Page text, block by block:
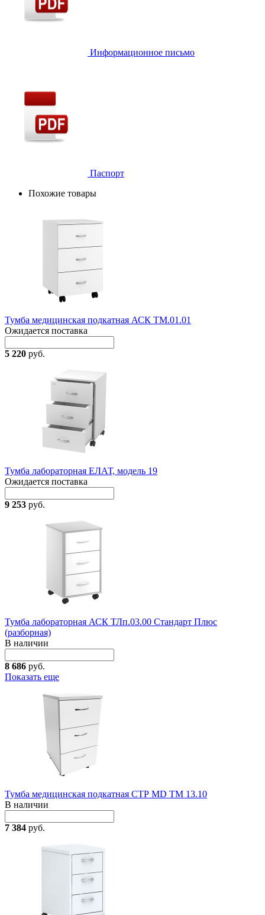
Информационное письмо
Паспорт
Похожие товары
Тумба медицинская подкатная АСК ТМ.01.01
Ожидается поставка
5 220 руб.
Тумба лабораторная ЕЛАТ, модель 19
Ожидается поставка
9 253 руб.
Тумба лабораторная АСК ТЛп.03.00 Стандарт Плюс
(разборная)
В наличии
8 686 руб.
Показать еще
Тумба медицинская подкатная СТР MD TM 13.10
В наличии
7 384 руб.